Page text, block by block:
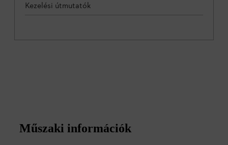
Kezelési útmutatók
Műszaki információk